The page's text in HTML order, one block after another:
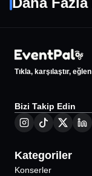
İstanbul
HABITAT
Tıkla, karşılaştır, eğlen
Bizi Takip Edin
Kategoriler
Konserler